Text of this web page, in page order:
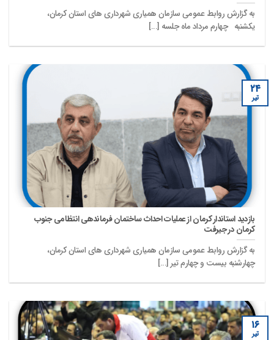
به گزارش روابط عمومی سازمان همیاری شهرداری های استان کرمان،
یکشنبه چهارم مرداد ماه جلسه [...]
بازدید استاندار کرمان از عملیات احداث ساختمان فرماندهی انتظامی جنوب
کرمان در جیرفت
به گزارش روابط عمومی سازمان همیاری شهرداری های استان کرمان،
چهارشنبه بیست و چهارم تیر [...]
۲۴
تیر
۱۶
تیر